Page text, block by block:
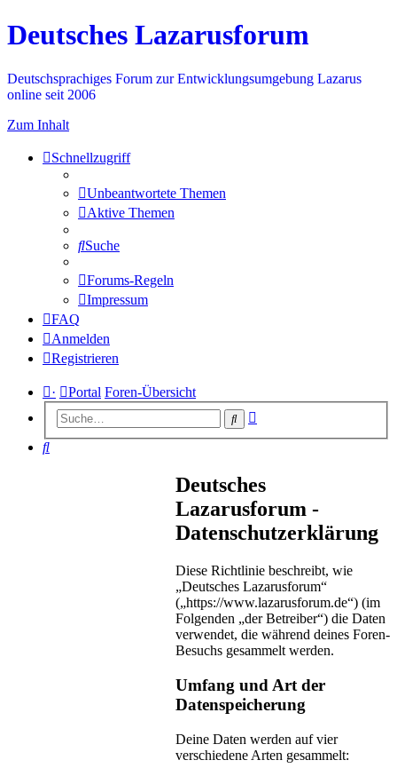
Deutsches Lazarusforum
Deutschsprachiges Forum zur Entwicklungsumgebung Lazarus
online seit 2006
Zum Inhalt
Schnellzugriff
Unbeantwortete Themen
Aktive Themen
Suche
Forums-Regeln
Impressum
FAQ
Anmelden
Registrieren
· Portal Foren-Übersicht
Suche
Suche
Deutsches
Lazarusforum -
Datenschutzerklärung
Diese Richtlinie beschreibt, wie
„Deutsches Lazarusforum“
(„https://www.lazarusforum.de“) (im
Folgenden „der Betreiber“) die Daten
verwendet, die während deines Foren-
Besuchs gesammelt werden.
Umfang und Art der
Datenspeicherung
Deine Daten werden auf vier
verschiedene Arten gesammelt: